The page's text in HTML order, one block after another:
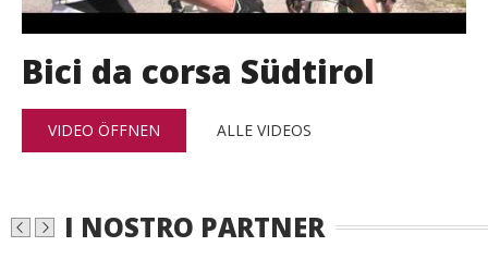
Bici da corsa Südtirol
VIDEO ÖFFNEN ALLE VIDEOS
I NOSTRO PARTNER